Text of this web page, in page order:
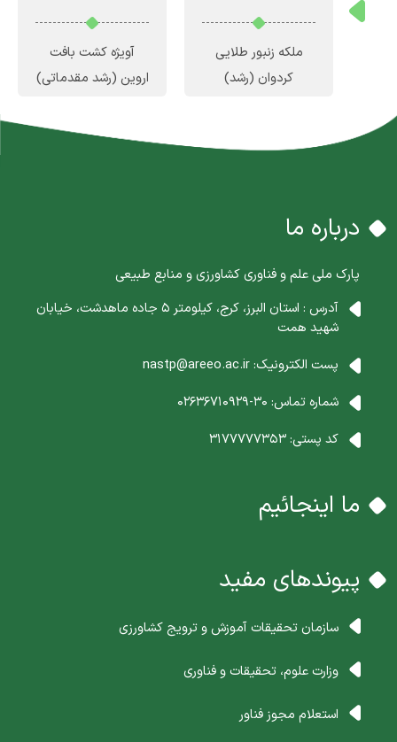
ملکه زنبور طلایی
کردوان (رشد)
آویژه کشت بافت
اروین (رشد مقدماتی)
درباره ما
پارک ملی علم و فناوری کشاورزی و منابع طبیعی
آدرس : استان البرز، کرج، کیلومتر 5 جاده ماهدشت، خیابان
شهید همت
پست الکترونیک:nastp@areeo.ac.ir
شماره تماس: 30-02636710929
کد پستی:3177777353
ما اینجائیم
پیوندهای مفید
سازمان تحقیقات آموزش و ترویج کشاورزی
وزارت علوم، تحقیقات و فناوری
استعلام مجوز فناور